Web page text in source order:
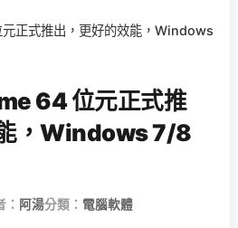
正式推出，更好的效能，Windows
64 位元正式推
，Windows 7/8
： 阿湯分類： 電腦軟體